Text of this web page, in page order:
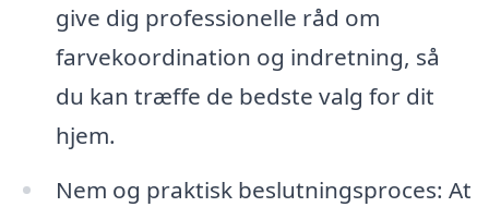
give dig professionelle råd om
farvekoordination og indretning, så
du kan træffe de bedste valg for dit
hjem.
Nem og praktisk beslutningsproces: At